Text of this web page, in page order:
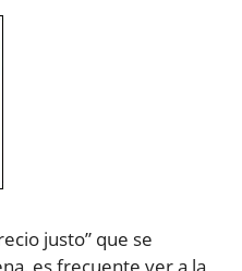
justo” que se